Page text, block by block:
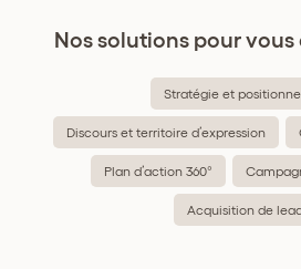
Nos solutions pour
Stratégie et
Discours et territoire d’expression
Plan d’action 360°
Acquisition de